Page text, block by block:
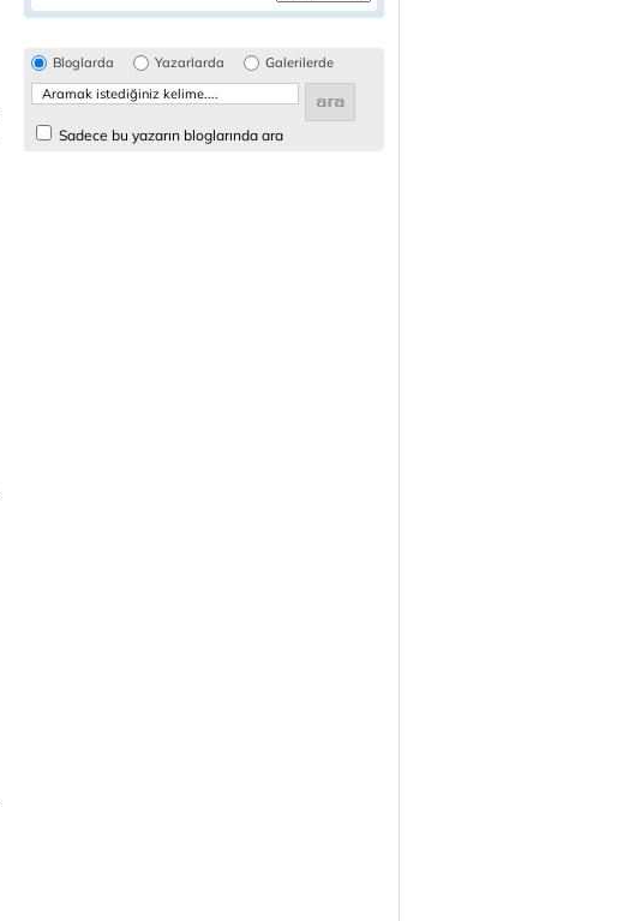
Bloglarda Yazarlarda Galerilerde
Sadece bu yazarın bloglarında ara